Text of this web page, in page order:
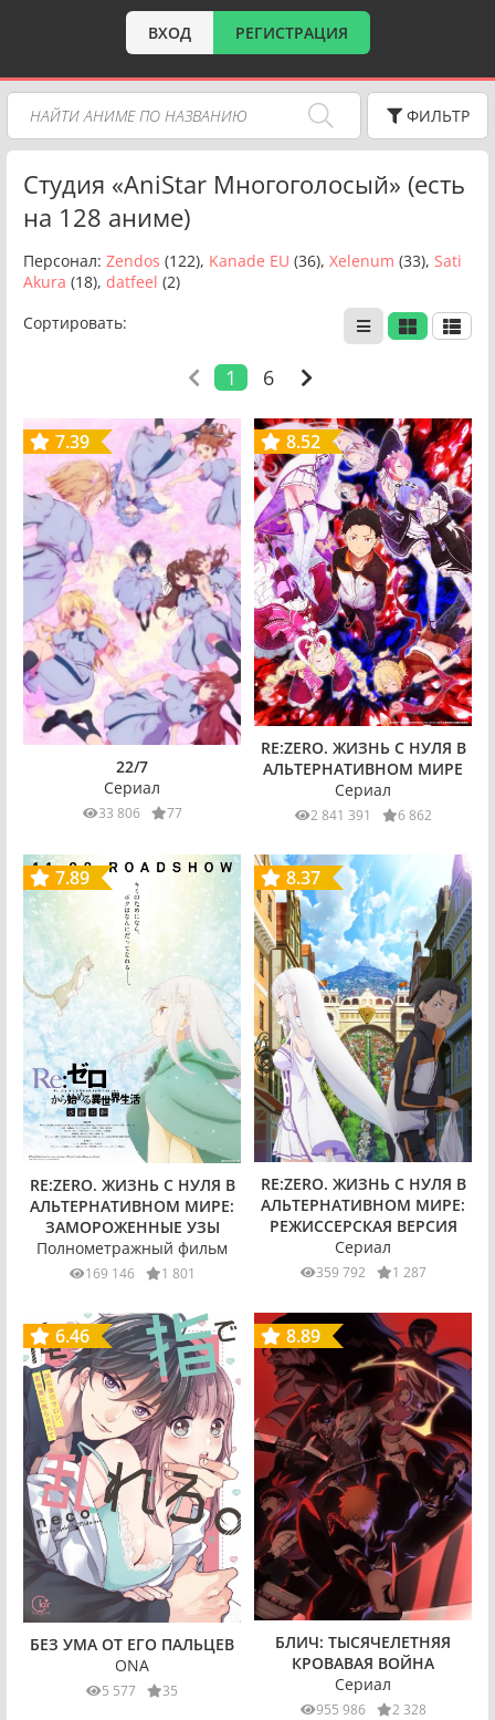
ВХОД РЕГИСТРАЦИЯ
ФИЛЬТР
Студия «AniStar Многоголосый» (есть
на 128 аниме)
Персонал: Zendos (122), Kanade EU (36), Xelenum (33), Sati
Akura (18), datfeel (2)
Сортировать:
1 6
7.39
22/7
Сериал
33 806 77
8.52
RE:ZERO. ЖИЗНЬ С НУЛЯ В
АЛЬТЕРНАТИВНОМ МИРЕ
Сериал
2 841 391 6 862
7.89
RE:ZERO. ЖИЗНЬ С НУЛЯ В
АЛЬТЕРНАТИВНОМ МИРЕ:
ЗАМОРОЖЕННЫЕ УЗЫ
Полнометражный фильм
169 146 1 801
8.37
RE:ZERO. ЖИЗНЬ С НУЛЯ В
АЛЬТЕРНАТИВНОМ МИРЕ:
РЕЖИССЕРСКАЯ ВЕРСИЯ
Сериал
359 792 1 287
6.46
БЕЗ УМА ОТ ЕГО ПАЛЬЦЕВ
ONA
5 577 35
8.89
БЛИЧ: ТЫСЯЧЕЛЕТНЯЯ
КРОВАВАЯ ВОЙНА
Сериал
955 986 2 328